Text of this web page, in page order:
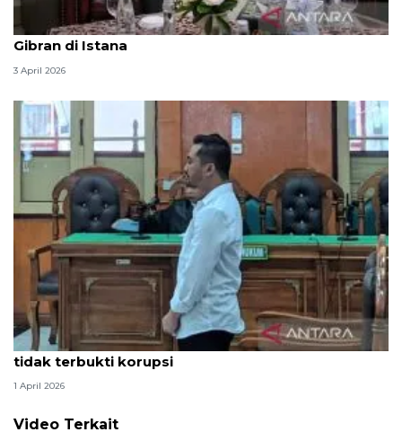
Seskab Teddy silaturahmi Idul Fitri ke Wapres
Gibran di Istana
3 April 2026
Hakim PN Medan vonis bebas Amsal Sitepu karena
tidak terbukti korupsi
1 April 2026
Video Terkait